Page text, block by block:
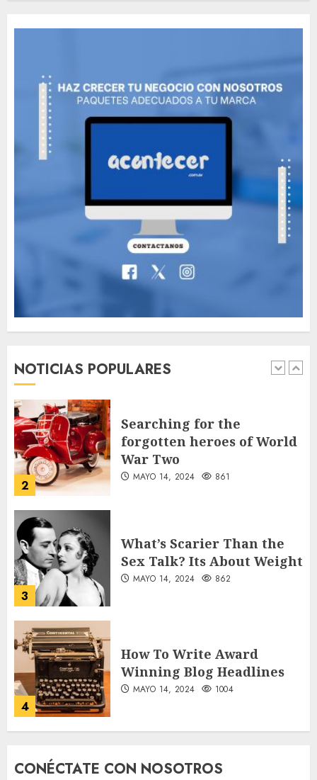
NOTICIAS POPULARES
MAYO 14, 2024 811
Need to Know About the
Classic Cars in a Retro
Movie?
The full story of
Thailand’s extraordinary
cave rescue
MAYO 14, 2024
1
Jorge Messi, el hombre
que acompañó a Lionel
AGOSTO 8, 2026
2
Searching for the
forgotten heroes of World
War Two
MAYO 14, 2024 861
3
What’s Scarier Than the
Sex Talk? Its About Weight
MAYO 14, 2024 862
4
How To Write Award
Winning Blog Headlines
MAYO 14, 2024 1004
How Many of These Italian
CONÉCTATE CON NOSOTROS